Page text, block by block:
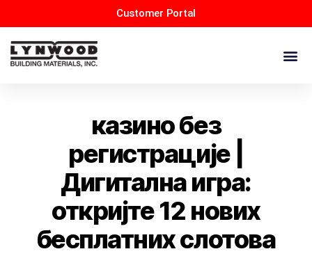
Customer Portal
казино без
регистрације |
Дигитална игра:
откријте 12 нових
бесплатних слотова